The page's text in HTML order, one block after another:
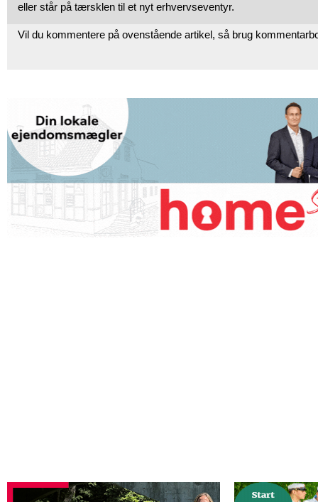
eller står på tærsklen til et nyt erhvervseventyr.
Vil du kommentere på ovenstående artikel, så brug